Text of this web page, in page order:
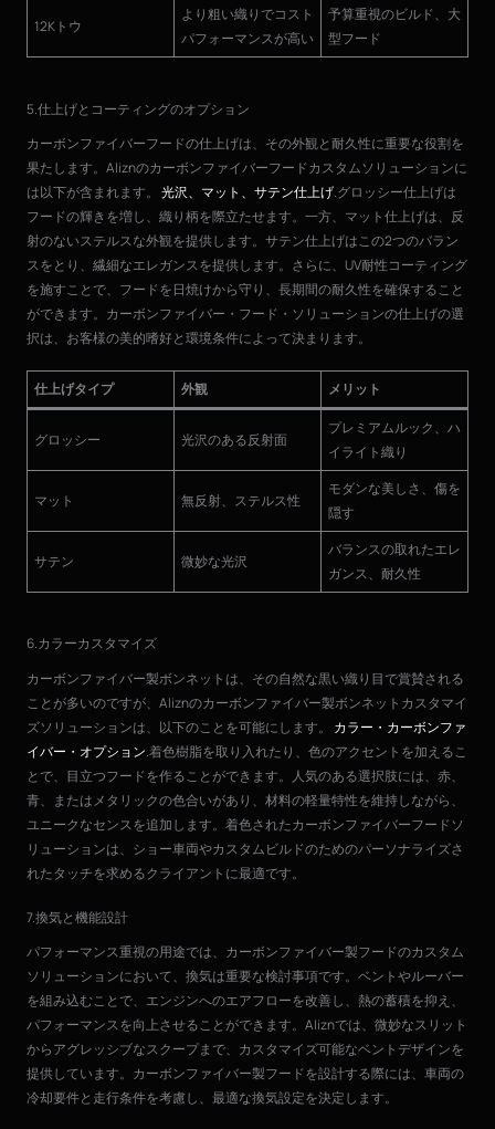
12Kトウ
より粗い織りでコスト
パフォーマンスが高い
予算重視のビルド、大
型フード
5.仕上げとコーティングのオプション
カーボンファイバーフードの仕上げは、その外観と耐久性に重要な役割を
果たします。Aliznのカーボンファイバーフードカスタムソリューションに
は以下が含まれます。 光沢、マット、サテン仕上げ.グロッシー仕上げは
フードの輝きを増し、織り柄を際立たせます。一方、マット仕上げは、反
射のないステルスな外観を提供します。サテン仕上げはこの2つのバラン
スをとり、繊細なエレガンスを提供します。さらに、UV耐性コーティング
を施すことで、フードを日焼けから守り、長期間の耐久性を確保すること
ができます。カーボンファイバー・フード・ソリューションの仕上げの選
択は、お客様の美的嗜好と環境条件によって決まります。
仕上げタイプ 外観 メリット
グロッシー 光沢のある反射面
プレミアムルック、ハ
イライト織り
マット 無反射、ステルス性
モダンな美しさ、傷を
隠す
サテン 微妙な光沢
バランスの取れたエレ
ガンス、耐久性
6.カラーカスタマイズ
カーボンファイバー製ボンネットは、その自然な黒い織り目で賞賛される
ことが多いのですが、Aliznのカーボンファイバー製ボンネットカスタマイ
ズソリューションは、以下のことを可能にします。 カラー・カーボンファ
イバー・オプション.着色樹脂を取り入れたり、色のアクセントを加えるこ
とで、目立つフードを作ることができます。人気のある選択肢には、赤、
青、またはメタリックの色合いがあり、材料の軽量特性を維持しながら、
ユニークなセンスを追加します。着色されたカーボンファイバーフードソ
リューションは、ショー車両やカスタムビルドのためのパーソナライズさ
れたタッチを求めるクライアントに最適です。
7.換気と機能設計
パフォーマンス重視の用途では、カーボンファイバー製フードのカスタム
ソリューションにおいて、換気は重要な検討事項です。ベントやルーバー
を組み込むことで、エンジンへのエアフローを改善し、熱の蓄積を抑え、
パフォーマンスを向上させることができます。Aliznでは、微妙なスリット
からアグレッシブなスクープまで、カスタマイズ可能なベントデザインを
提供しています。カーボンファイバー製フードを設計する際には、車両の
冷却要件と走行条件を考慮し、最適な換気設定を決定します。